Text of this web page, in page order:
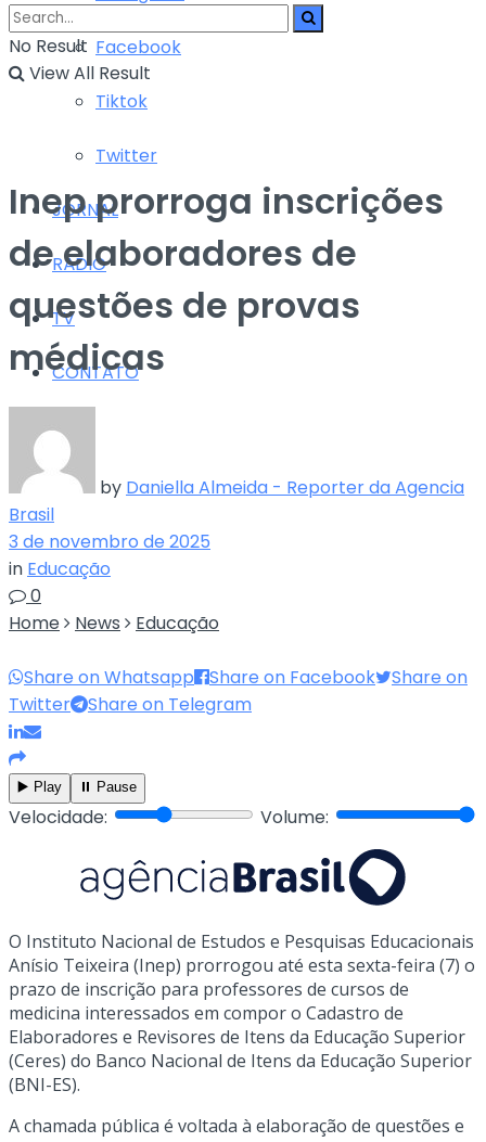
Facebook
Tiktok
Twitter
JORNAL
RÁDIO
TV
CONTATO
No Result
View All Result
Inep prorroga inscrições
de elaboradores de
questões de provas
médicas
by Daniella Almeida - Reporter da Agencia
Brasil
3 de novembro de 2025
in Educação
0
Home
News Educação
Share on Whatsapp Share on Facebook
Share on
Twitter
Share on Telegram
▶️ Play ⏸️ Pause
Velocidade: Volume:
O Instituto Nacional de Estudos e Pesquisas Educacionais
Anísio Teixeira (Inep) prorrogou até esta sexta-feira (7) o
prazo de inscrição para professores de cursos de
medicina interessados em compor o Cadastro de
Elaboradores e Revisores de Itens da Educação Superior
(Ceres) do Banco Nacional de Itens da Educação Superior
(BNI-ES).
A chamada pública é voltada à elaboração de questões e